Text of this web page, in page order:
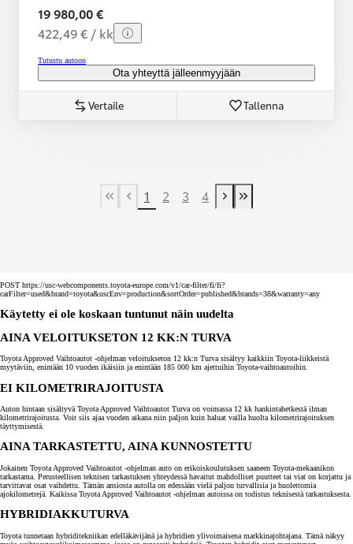
19 980,00 €
422,49 € / kk
Tutustu autoon
Ota yhteyttä jälleenmyyjään
Vertaile Tallenna
First Page
Previous page
1 2 3 4
Next page
Last Page
POST https://usc-webcomponents.toyota-europe.com/v1/car-filter/fi/fi?
carFilter=used&brand=toyota&uscEnv=production&sortOrder=published&brands=38&warranty=any
Käytetty ei ole koskaan tuntunut näin uudelta
AINA VELOITUKSETON 12 KK:N TURVA
Toyota Approved Vaihtoautot -ohjelman veloitukseton 12 kk:n Turva sisältyy kaikkiin Toyota-liikkeistä
myytäviin, enintään 10 vuoden ikäisiin ja enintään 185 000 km ajettuihin Toyota-vaihtoautoihin.
EI KILOMETRIRAJOITUSTA
Auton hintaan sisältyvä Toyota Approved Vaihtoautot Turva on voimassa 12 kk hankintahetkestä ilman
kilometrirajoitusta. Voit siis ajaa vuoden aikana niin paljon kuin haluat vailla huolta kilometrirajoituksen
täyttymisestä.
AINA TARKASTETTU, AINA KUNNOSTETTU
Jokainen Toyota Approved Vaihtoautot -ohjelman auto on erikoiskoulutuksen saaneen Toyota-mekaanikon
tarkastama. Perusteellisen teknisen tarkastuksen yhteydessä havaitut mahdolliset puutteet tai viat on korjattu ja
tarvittavat osat vaihdettu. Tämän ansiosta autolla on edessään vielä paljon turvallisia ja huolettomia
ajokilometrejä. Kaikissa Toyota Approved Vaihtoautot -ohjelman autoissa on todistus teknisestä tarkastuksesta.
HYBRIDIAKKUTURVA
Toyota tunnetaan hybriditekniikan edelläkävijänä ja hybridien ylivoimaisena markkinajohtajana. Tämä näkyy